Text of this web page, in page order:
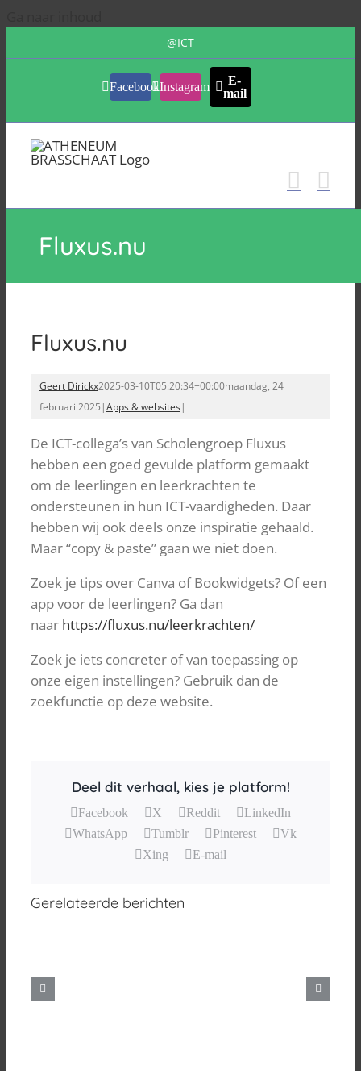
@ICT
FacebookInstagram
E-
mail
Fluxus.nu
Fluxus.nu
Geert Dirickx2025-03-10T05:20:34+00:00maandag, 24
februari 2025 |Apps & websites|
De ICT-collega’s van Scholengroep Fluxus
hebben een goed gevulde platform gemaakt
om de leerlingen en leerkrachten te
ondersteunen in hun ICT-vaardigheden. Daar
hebben wij ook deels onze inspiratie gehaald.
Maar “copy & paste” gaan we niet doen.
Zoek je tips over Canva of Bookwidgets? Of een
app voor de leerlingen? Ga dan
naar https://fluxus.nu/leerkrachten/
Zoek je iets concreter of van toepassing op
onze eigen instellingen? Gebruik dan de
zoekfunctie op deze website.
Deel dit verhaal, kies je platform!
Facebook X Reddit
LinkedIn
WhatsApp
Tumblr Pinterest
Vk
Xing
E-mail
Gerelateerde berichten